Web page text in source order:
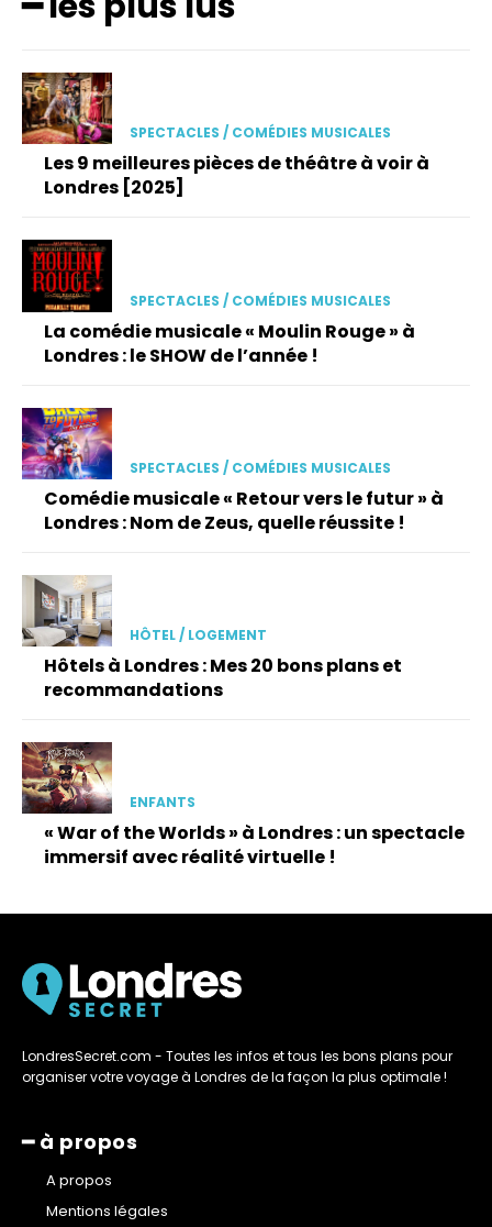
SPECTACLES / COMÉDIES MUSICALES
Les 9 meilleures pièces de théâtre à voir à
Londres [2025]
SPECTACLES / COMÉDIES MUSICALES
La comédie musicale « Moulin Rouge » à
Londres : le SHOW de l’année !
SPECTACLES / COMÉDIES MUSICALES
Comédie musicale « Retour vers le futur » à
Londres : Nom de Zeus, quelle réussite !
HÔTEL / LOGEMENT
Hôtels à Londres : Mes 20 bons plans et
recommandations
ENFANTS
« War of the Worlds » à Londres : un spectacle
immersif avec réalité virtuelle !
LondresSecret.com - Toutes les infos et tous les bons plans pour
organiser votre voyage à Londres de la façon la plus optimale !
━ à propos
A propos
Mentions légales